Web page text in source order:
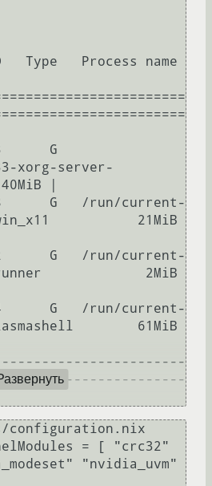
Type   Process name
G
xorg-server-
|
G   /run/current-
21MiB
G   /run/current-
2MiB
G   /run/current-
61MiB
configuration.nix
= [ "crc32"
"nvidia_uvm"